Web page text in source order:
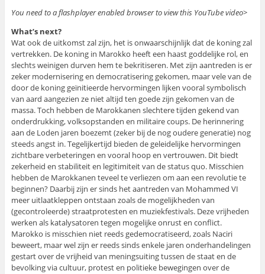
You need to a flashplayer enabled browser to view this YouTube video>
What’s next?
Wat ook de uitkomst zal zijn, het is onwaarschijnlijk dat de koning zal
vertrekken. De koning in Marokko heeft een haast goddelijke rol, en
slechts weinigen durven hem te bekritiseren. Met zijn aantreden is er
zeker modernisering en democratisering gekomen, maar vele van de
door de koning geïnitieerde hervormingen lijken vooral symbolisch
van aard aangezien ze niet altijd ten goede zijn gekomen van de
massa. Toch hebben de Marokkanen slechtere tijden gekend van
onderdrukking, volksopstanden en militaire coups. De herinnering
aan de Loden jaren boezemt (zeker bij de nog oudere generatie) nog
steeds angst in. Tegelijkertijd bieden de geleidelijke hervormingen
zichtbare verbeteringen en vooral hoop en vertrouwen. Dit biedt
zekerheid en stabiliteit en legitimiteit van de status quo. Misschien
hebben de Marokkanen teveel te verliezen om aan een revolutie te
beginnen? Daarbij zijn er sinds het aantreden van Mohammed VI
meer uitlaatkleppen ontstaan zoals de mogelijkheden van
(gecontroleerde) straatprotesten en muziekfestivals. Deze vrijheden
werken als katalysatoren tegen mogelijke onrust en conflict.
Marokko is misschien niet reeds gedemocratiseerd, zoals Naciri
beweert, maar wel zijn er reeds sinds enkele jaren onderhandelingen
gestart over de vrijheid van meningsuiting tussen de staat en de
bevolking via cultuur, protest en politieke bewegingen over de